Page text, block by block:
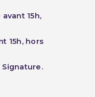
15h,
15h, hors
Signature.